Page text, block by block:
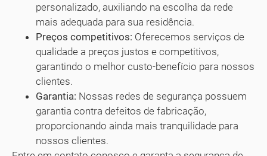
personalizado, auxiliando na escolha da rede
mais adequada para sua residência.
Preços competitivos: Oferecemos serviços de
qualidade a preços justos e competitivos,
garantindo o melhor custo-benefício para nossos
clientes.
Garantia: Nossas redes de segurança possuem
garantia contra defeitos de fabricação,
proporcionando ainda mais tranquilidade para
nossos clientes.